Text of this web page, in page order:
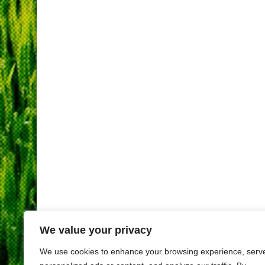
We value your privacy
We use cookies to enhance your browsing experience,